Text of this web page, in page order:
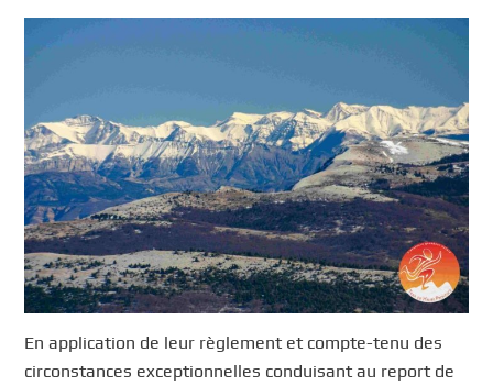
En application de leur règlement et compte-tenu des
circonstances exceptionnelles conduisant au report de